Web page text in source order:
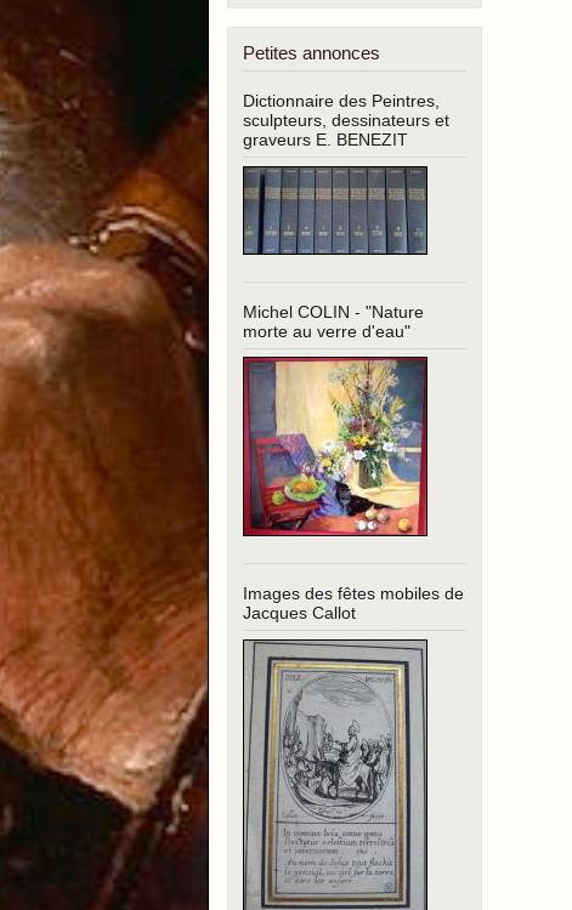
Petites annonces
Dictionnaire des Peintres,
sculpteurs, dessinateurs et
graveurs E. BENEZIT
Michel COLIN - "Nature
morte au verre d'eau"
Images des fêtes mobiles de
Jacques Callot